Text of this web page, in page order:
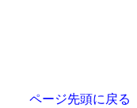
ページ先頭に戻る